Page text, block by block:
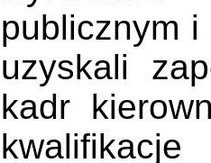
publicznym i
uzyskali
kadr